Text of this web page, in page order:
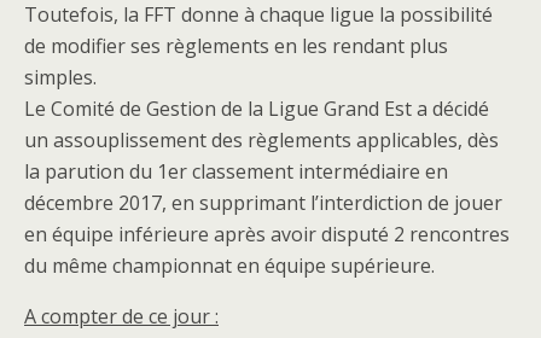
Toutefois, la FFT donne à chaque ligue la possibilité
de modifier ses règlements en les rendant plus
simples.
Le Comité de Gestion de la Ligue Grand Est a décidé
un assouplissement des règlements applicables, dès
la parution du 1er classement intermédiaire en
décembre 2017, en supprimant l’interdiction de jouer
en équipe inférieure après avoir disputé 2 rencontres
du même championnat en équipe supérieure.
A compter de ce jour :